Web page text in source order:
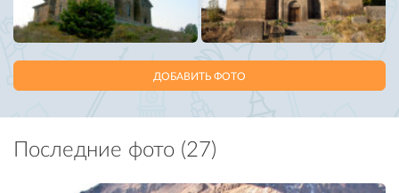
ДОБАВИТЬ ФОТО
Последние фото (27)